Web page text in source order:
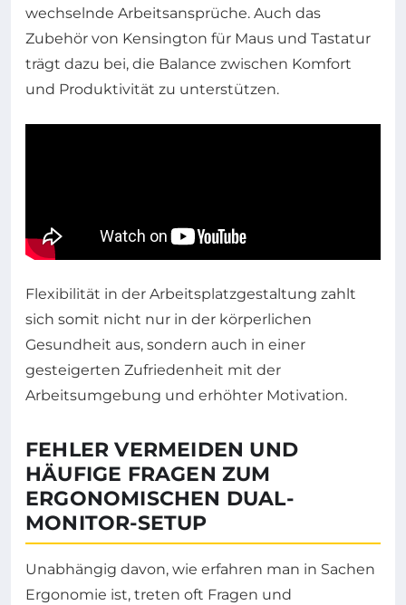
wechselnde Arbeitsansprüche. Auch das
Zubehör von Kensington für Maus und Tastatur
trägt dazu bei, die Balance zwischen Komfort
und Produktivität zu unterstützen.
Flexibilität in der Arbeitsplatzgestaltung zahlt
sich somit nicht nur in der körperlichen
Gesundheit aus, sondern auch in einer
gesteigerten Zufriedenheit mit der
Arbeitsumgebung und erhöhter Motivation.
FEHLER VERMEIDEN UND
HÄUFIGE FRAGEN ZUM
ERGONOMISCHEN DUAL-
MONITOR-SETUP
Unabhängig davon, wie erfahren man in Sachen
Ergonomie ist, treten oft Fragen und